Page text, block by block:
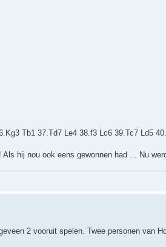
Tb1 37.Td7 Le4 38.f3 Lc6 39.Tc7 Ld5
hij nou ook eens gewonnen had ... Nu
2 vooruit spelen. Twee personen van